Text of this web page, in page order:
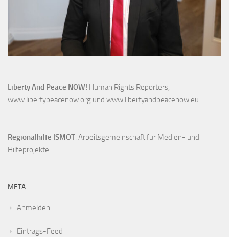
Liberty And Peace NOW! Human Rights Reporters,
www.libertypeacenow.org und www.libertyandpeacenow.eu
Regionalhilfe ISMOT. Arbeitsgemeinschaft für Medien- und
Hilfeprojekte.
META
Anmelden
Eintrags-Feed